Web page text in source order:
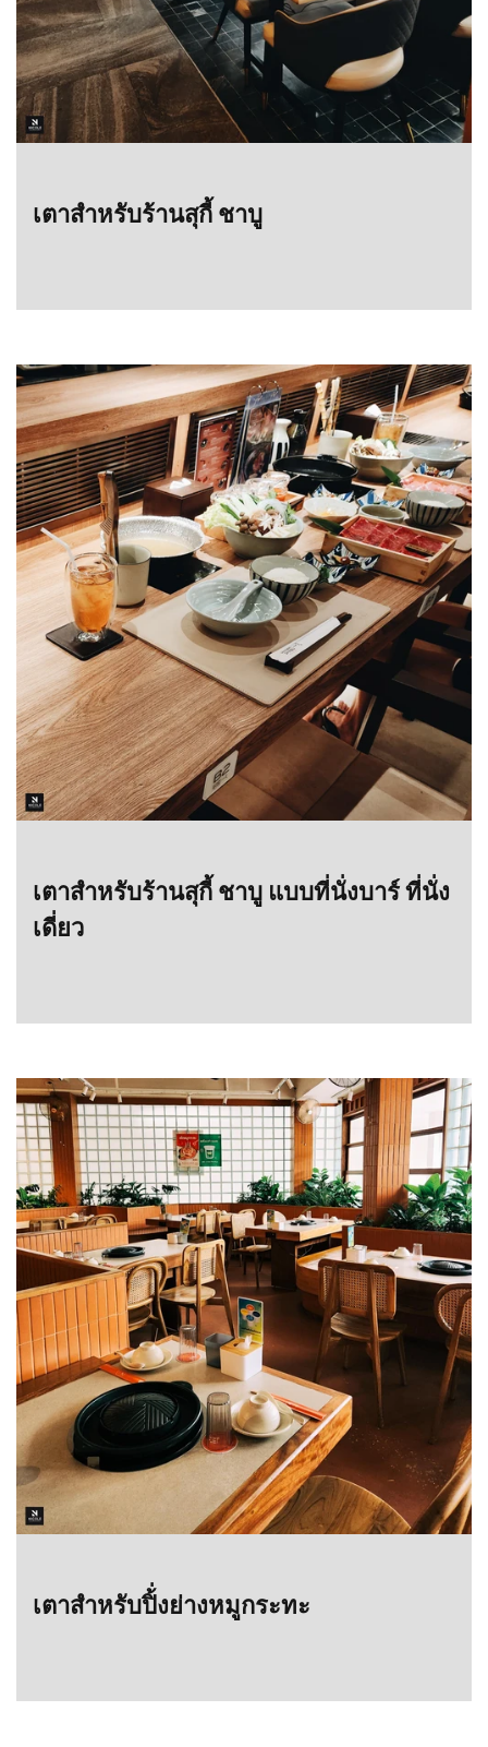
เตาสำหรับร้านสุกี้ ชาบู
เตาสำหรับร้านสุกี้ ชาบู แบบที่นั่งบาร์ ที่นั่ง
เดี่ยว
เตาสำหรับปิ้่งย่างหมูกระทะ